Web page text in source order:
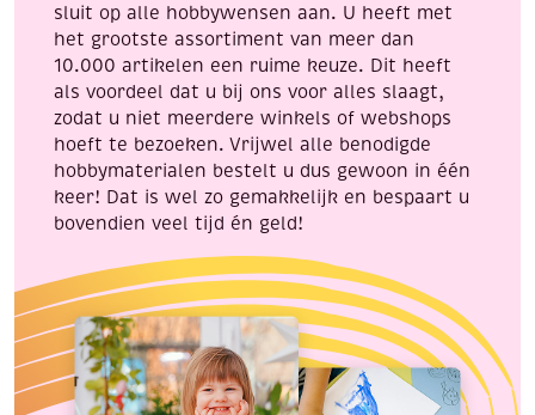
sluit op alle hobbywensen aan. U heeft met
het grootste assortiment van meer dan
10.000 artikelen een ruime keuze. Dit heeft
als voordeel dat u bij ons voor alles slaagt,
zodat u niet meerdere winkels of webshops
hoeft te bezoeken. Vrijwel alle benodigde
hobbymaterialen bestelt u dus gewoon in één
keer! Dat is wel zo gemakkelijk en bespaart u
bovendien veel tijd én geld!